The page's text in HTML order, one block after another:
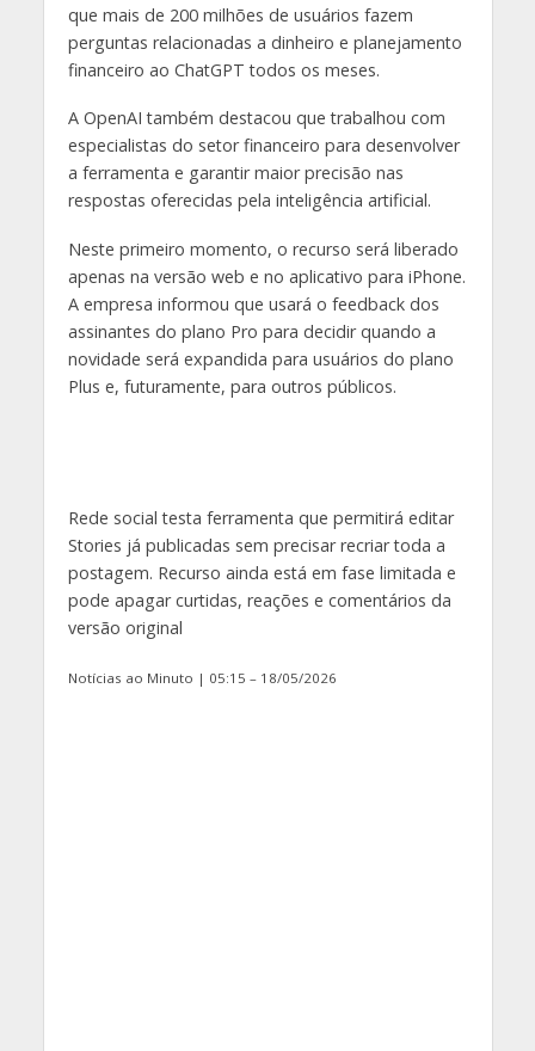
que mais de 200 milhões de usuários fazem
perguntas relacionadas a dinheiro e planejamento
financeiro ao ChatGPT todos os meses.
A OpenAI também destacou que trabalhou com
especialistas do setor financeiro para desenvolver
a ferramenta e garantir maior precisão nas
respostas oferecidas pela inteligência artificial.
Neste primeiro momento, o recurso será liberado
apenas na versão web e no aplicativo para iPhone.
A empresa informou que usará o feedback dos
assinantes do plano Pro para decidir quando a
novidade será expandida para usuários do plano
Plus e, futuramente, para outros públicos.
Rede social testa ferramenta que permitirá editar
Stories já publicadas sem precisar recriar toda a
postagem. Recurso ainda está em fase limitada e
pode apagar curtidas, reações e comentários da
versão original
Notícias ao Minuto | 05:15 – 18/05/2026